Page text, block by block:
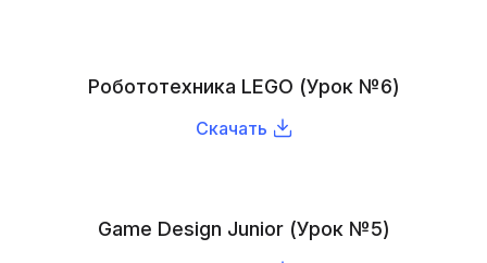
Робототехника LEGO (Урок №6)
Скачать
Game Design Junior (Урок №5)